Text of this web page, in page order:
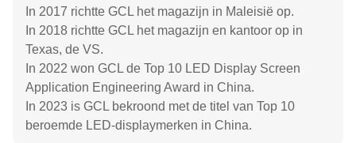
In 2017 richtte GCL het magazijn in Maleisië op.
In 2018 richtte GCL het magazijn en kantoor op in
Texas, de VS.
In 2022 won GCL de Top 10 LED Display Screen
Application Engineering Award in China.
In 2023 is GCL bekroond met de titel van Top 10
beroemde LED-displaymerken in China.